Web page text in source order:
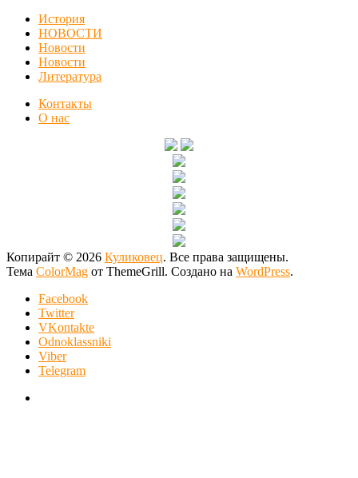
История
НОВОСТИ
Новости
Новости
Литература
Контакты
О нас
Копирайт © 2026 Куликовец. Все права защищены.
Тема ColorMag от ThemeGrill. Создано на WordPress.
Facebook
Twitter
VKontakte
Odnoklassniki
Viber
Telegram